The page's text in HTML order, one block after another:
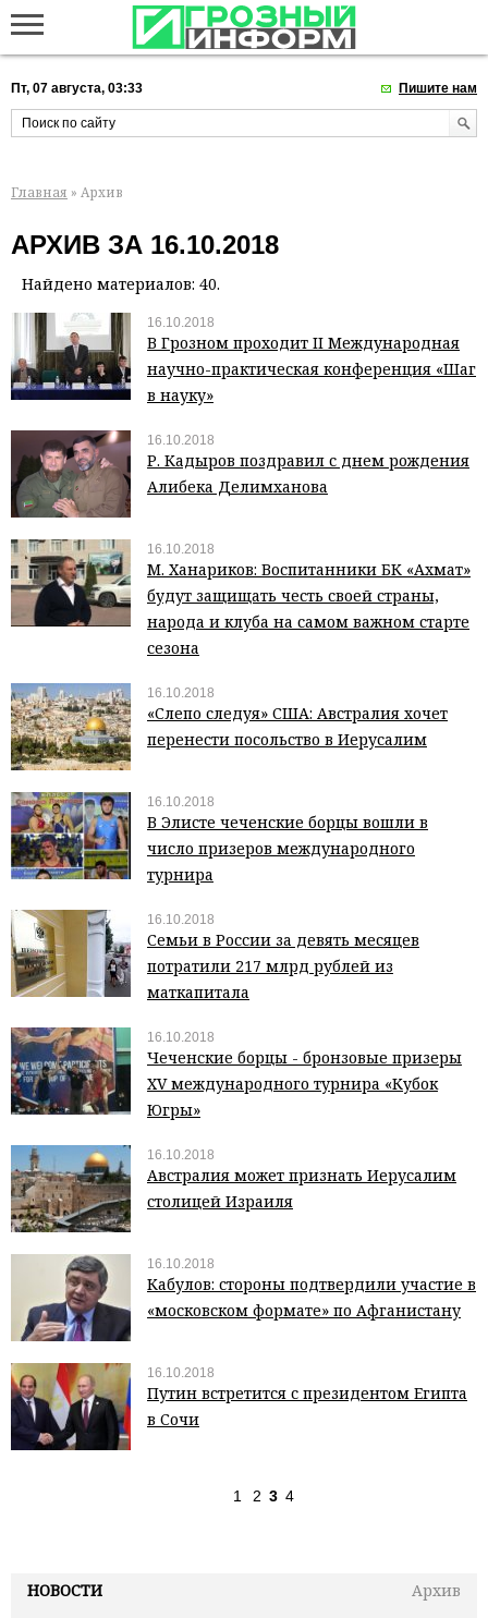
Пт, 07 августа, 03:33 Пишите нам
НОВОСТИ
Архив
Главная » Архив
АРХИВ ЗА 16.10.2018
Найдено материалов: 40.
16.10.2018
В Грозном проходит II Международная
научно-практическая конференция «Шаг
в науку»
16.10.2018
Р. Кадыров поздравил с днем рождения
Алибека Делимханова
16.10.2018
М. Ханариков: Воспитанники БК «Ахмат»
будут защищать честь своей страны,
народа и клуба на самом важном старте
сезона
16.10.2018
«Слепо следуя» США: Австралия хочет
перенести посольство в Иерусалим
16.10.2018
В Элисте чеченские борцы вошли в
число призеров международного
турнира
16.10.2018
Семьи в России за девять месяцев
потратили 217 млрд рублей из
маткапитала
16.10.2018
Чеченские борцы - бронзовые призеры
XV международного турнира «Кубок
Югры»
16.10.2018
Австралия может признать Иерусалим
столицей Израиля
16.10.2018
Кабулов: стороны подтвердили участие в
«московском формате» по Афганистану
16.10.2018
Путин встретится с президентом Египта
в Сочи
1 2 3 4